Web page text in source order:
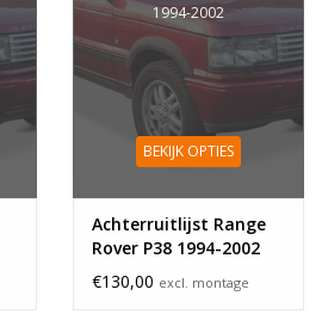
1994-2002
BEKIJK OPTIES
Achterruitlijst Range
Rover P38 1994-2002
bovenkant
€130,00 excl. montage